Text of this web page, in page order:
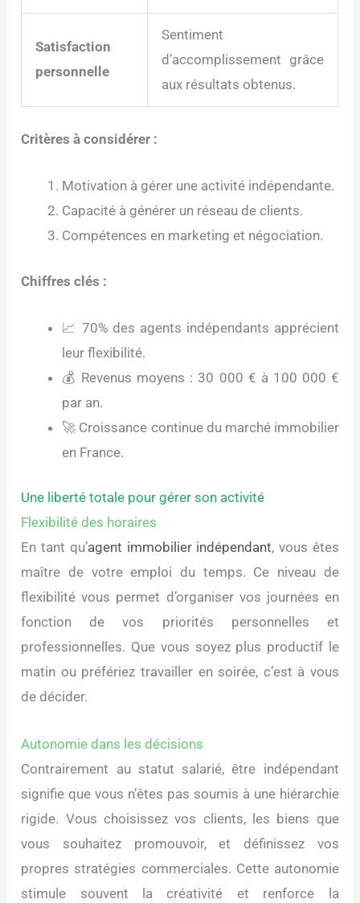
Satisfaction
personnelle
Sentiment
d’accomplissement grâce
aux résultats obtenus.
Critères à considérer :
Motivation à gérer une activité indépendante.
Capacité à générer un réseau de clients.
Compétences en marketing et négociation.
Chiffres clés :
📈 70% des agents indépendants apprécient
leur flexibilité.
💰 Revenus moyens : 30 000 € à 100 000 €
par an.
🚀 Croissance continue du marché immobilier
en France.
Une liberté totale pour gérer son activité
Flexibilité des horaires
En tant qu’agent immobilier indépendant, vous êtes
maître de votre emploi du temps. Ce niveau de
flexibilité vous permet d’organiser vos journées en
fonction de vos priorités personnelles et
professionnelles. Que vous soyez plus productif le
matin ou préfériez travailler en soirée, c’est à vous
de décider.
Autonomie dans les décisions
Contrairement au statut salarié, être indépendant
signifie que vous n’êtes pas soumis à une hiérarchie
rigide. Vous choisissez vos clients, les biens que
vous souhaitez promouvoir, et définissez vos
propres stratégies commerciales. Cette autonomie
stimule souvent la créativité et renforce la